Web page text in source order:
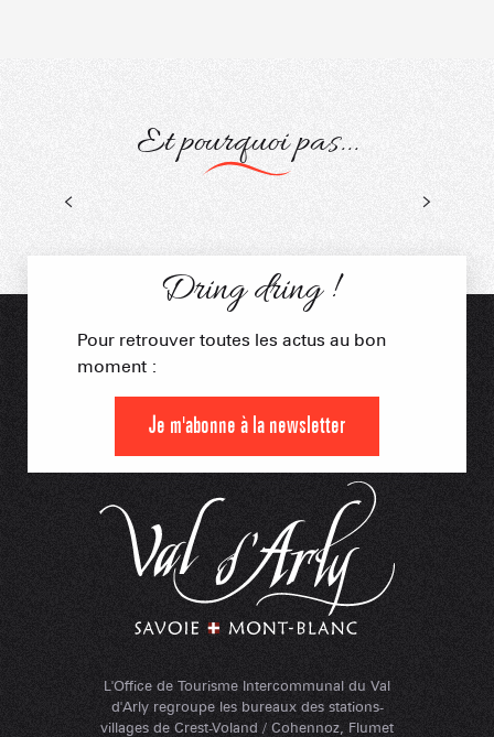
Et pourquoi pas...
L'Office de Tourisme Intercommunal du Val
d'Arly regroupe les bureaux des stations-
villages de Crest-Voland / Cohennoz, Flumet
Dring dring !
Pour retrouver toutes les actus au bon
moment :
Je m'abonne à la newsletter